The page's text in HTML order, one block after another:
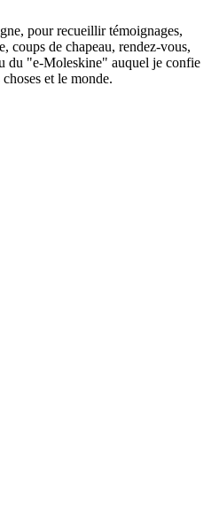
pour recueillir témoignages,
coups de chapeau, rendez-vous,
du "e-Moleskine" auquel je confie
et le monde.